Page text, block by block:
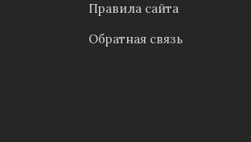
Правила сайта
Обратная связь